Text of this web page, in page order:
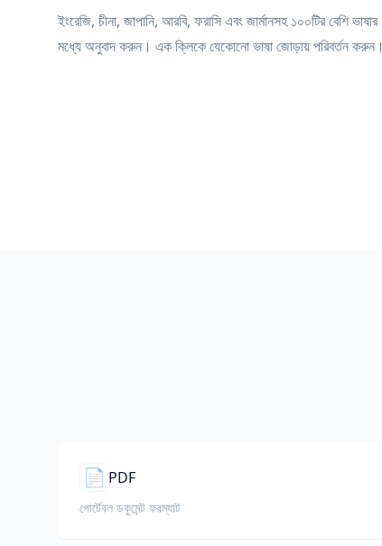
ইংরেজি, চীনা, জাপানি, আরবি, ফরাসি এবং জার্মানসহ ১০০টির বেশি ভাষার
মধ্যে অনুবাদ করুন। এক ক্লিকে যেকোনো ভাষা জোড়ায় পরিবর্তন করুন।
📄 PDF
পোর্টেবল ডকুমেন্ট ফরম্যাট